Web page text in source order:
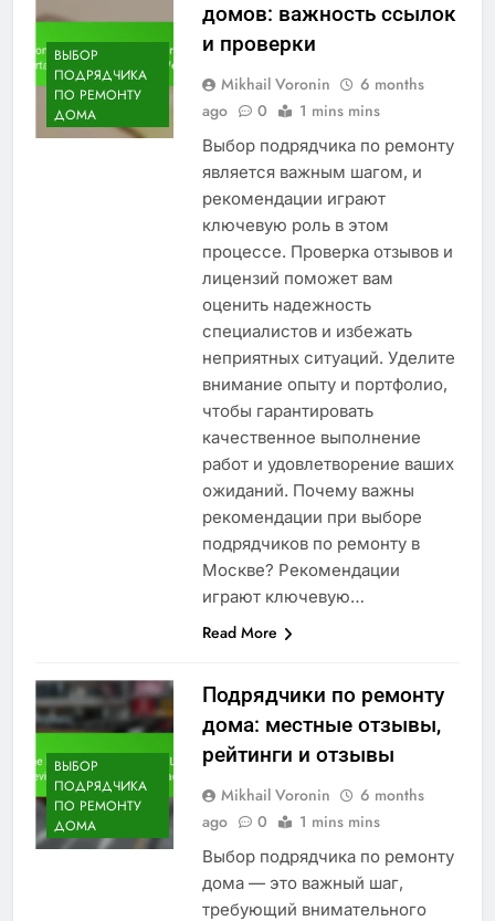
ВЫБОР
ПОДРЯДЧИКА
ПО РЕМОНТУ
ДОМА
домов: важность ссылок
и проверки
Mikhail Voronin
6 months
ago
0 1 mins mins
Выбор подрядчика по ремонту
является важным шагом, и
рекомендации играют
ключевую роль в этом
процессе. Проверка отзывов и
лицензий поможет вам
оценить надежность
специалистов и избежать
неприятных ситуаций. Уделите
внимание опыту и портфолио,
чтобы гарантировать
качественное выполнение
работ и удовлетворение ваших
ожиданий. Почему важны
рекомендации при выборе
подрядчиков по ремонту в
Москве? Рекомендации
играют ключевую…
Read More
ВЫБОР
ПОДРЯДЧИКА
ПО РЕМОНТУ
ДОМА
Подрядчики по ремонту
дома: местные отзывы,
рейтинги и отзывы
Mikhail Voronin
6 months
ago
0 1 mins mins
Выбор подрядчика по ремонту
дома — это важный шаг,
требующий внимательного